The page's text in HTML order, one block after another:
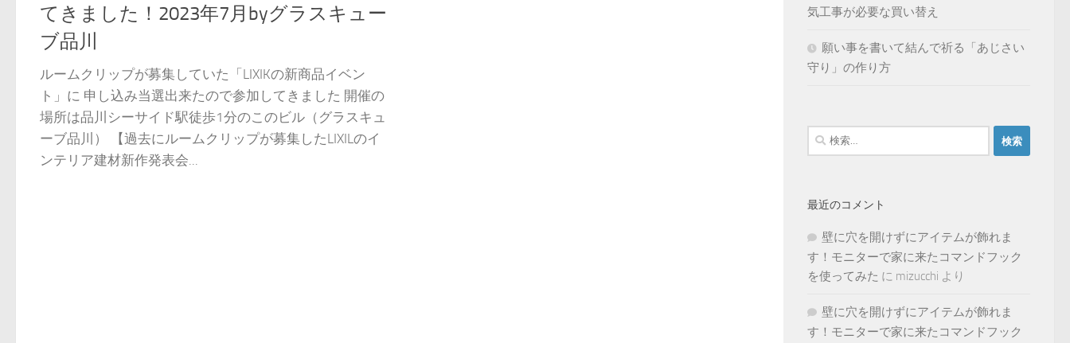
てきました！2023年7月byグラスキュー
ブ品川
ルームクリップが募集していた「LIXIKの新商品イベン
ト」に 申し込み当選出来たので参加してきました 開催の
場所は品川シーサイド駅徒歩1分のこのビル（グラスキュ
ーブ品川） 【過去にルームクリップが募集したLIXILのイ
ンテリア建材新作発表会...
気工事が必要な買い替え
願い事を書いて結んで祈る「あじさい
守り」の作り方
検
索:
最近のコメント
壁に穴を開けずにアイテムが飾れま
す！モニターで家に来たコマンドフック
を使ってみた に mizucchi より
壁に穴を開けずにアイテムが飾れま
す！モニターで家に来たコマンドフック